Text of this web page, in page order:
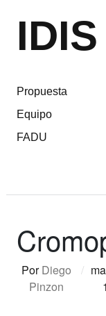
IDIS
Propuesta
Equipo
FADU
PorDiego
Pinzon
/